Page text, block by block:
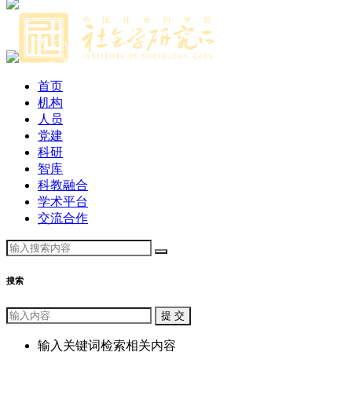
首页
机构
人员
党建
科研
智库
科教融合
学术平台
交流合作
搜索
提 交
输入关键词检索相关内容